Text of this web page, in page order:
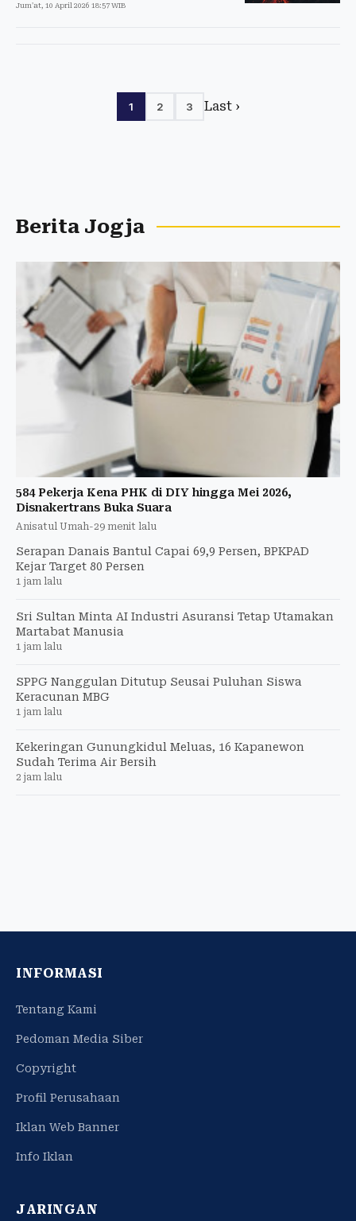
Jum'at, 10 April 2026 18:57 WIB
1 2 3 Last ›
Berita Jogja
584 Pekerja Kena PHK di DIY hingga Mei 2026,
Disnakertrans Buka Suara
Anisatul Umah-29 menit lalu
Serapan Danais Bantul Capai 69,9 Persen, BPKPAD
Kejar Target 80 Persen
1 jam lalu
Sri Sultan Minta AI Industri Asuransi Tetap Utamakan
Martabat Manusia
1 jam lalu
SPPG Nanggulan Ditutup Seusai Puluhan Siswa
Keracunan MBG
1 jam lalu
Kekeringan Gunungkidul Meluas, 16 Kapanewon
Sudah Terima Air Bersih
2 jam lalu
INFORMASI
Tentang Kami
Pedoman Media Siber
Copyright
Profil Perusahaan
Iklan Web Banner
Info Iklan
JARINGAN